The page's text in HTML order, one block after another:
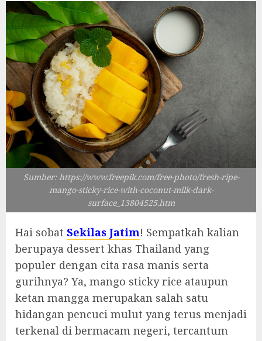
Sumber: https://www.freepik.com/free-photo/fresh-ripe-
mango-sticky-rice-with-coconut-milk-dark-
surface_13804525.htm
Hai sobat Sekilas Jatim! Sempatkah kalian
berupaya dessert khas Thailand yang
populer dengan cita rasa manis serta
gurihnya? Ya, mango sticky rice ataupun
ketan mangga merupakan salah satu
hidangan pencuci mulut yang terus menjadi
terkenal di bermacam negeri, tercantum